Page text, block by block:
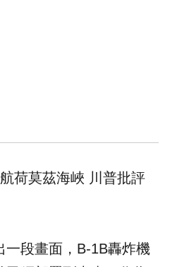
荷莫茲海峽 川普批評
一段畫面，B-1B轟炸機